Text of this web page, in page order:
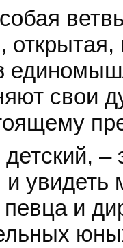
свои
увидеть
певца и